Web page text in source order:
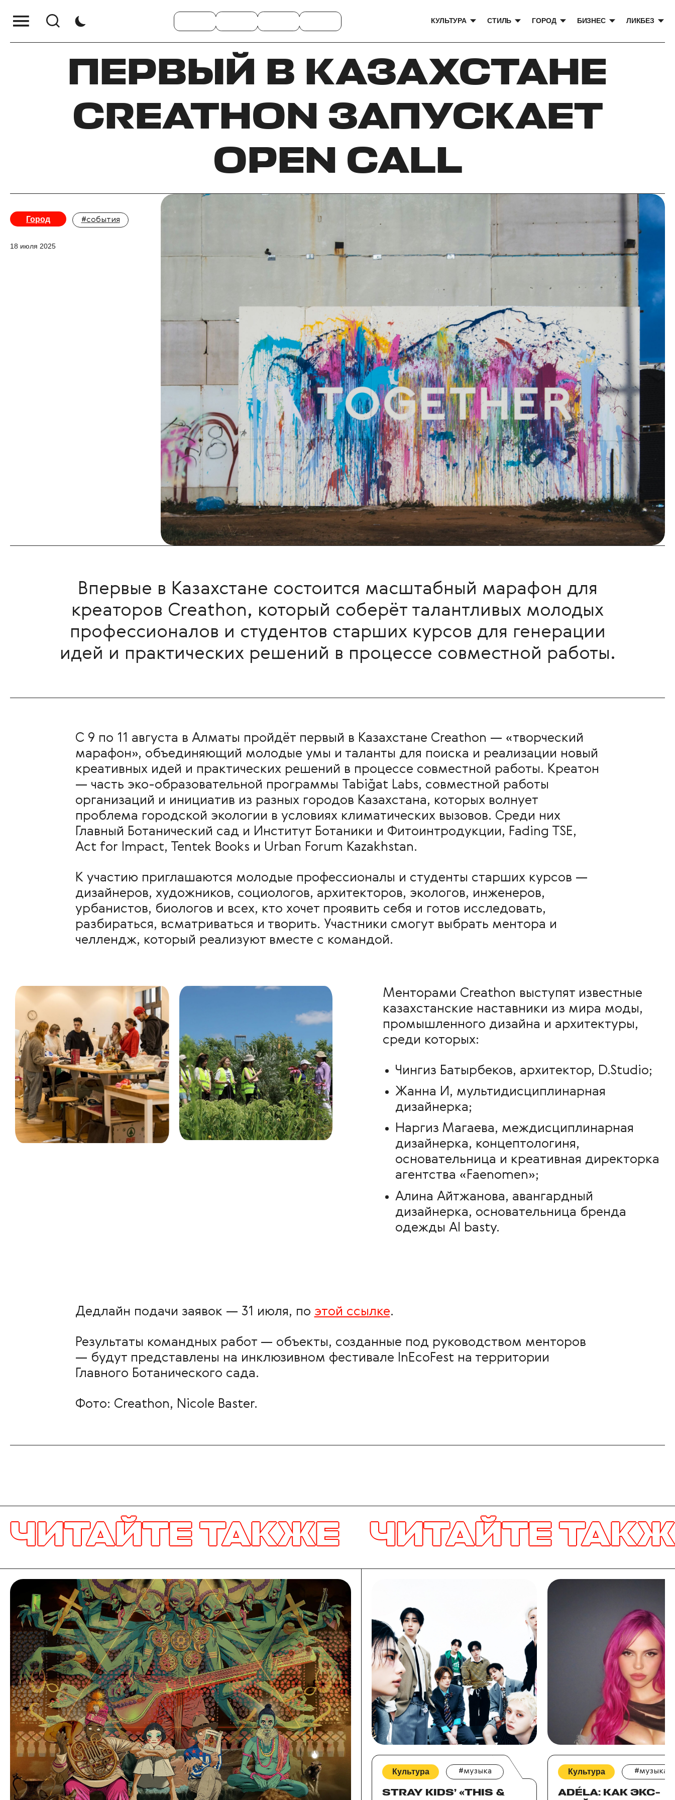
КУЛЬТУРА СТИЛЬ ГОРОД БИЗНЕС ЛИКБЕЗ
ПЕРВЫЙ В КАЗАХСТАНЕ
CREATHON ЗАПУСКАЕТ
OPEN CALL
Город #события
18 июля 2025
Впервые в Казахстане состоится масштабный марафон для
креаторов Creathon, который соберёт талантливых молодых
профессионалов и студентов старших курсов для генерации
идей и практических решений в процессе совместной работы.
С 9 по 11 августа в Алматы пройдёт первый в Казахстане Creathon — «творческий
марафон», объединяющий молодые умы и таланты для поиска и реализации новый
креативных идей и практических решений в процессе совместной работы. Креатон
— часть эко-образовательной программы Tabiğat Labs, совместной работы
организаций и инициатив из разных городов Казахстана, которых волнует
проблема городской экологии в условиях климатических вызовов. Среди них
Главный Ботанический сад и Институт Ботаники и Фитоинтродукции, Fading TSE,
Act for Impact, Tentek Books и Urban Forum Kazakhstan.
К участию приглашаются молодые профессионалы и студенты старших курсов —
дизайнеров, художников, социологов, архитекторов, экологов, инженеров,
урбанистов, биологов и всех, кто хочет проявить себя и готов исследовать,
разбираться, всматриваться и творить. Участники смогут выбрать ментора и
челлендж, который реализуют вместе с командой.
Менторами Creathon выступят известные
казахстанские наставники из мира моды,
промышленного дизайна и архитектуры,
среди которых:
Чингиз Батырбеков, архитектор, D.Studio;
Жанна И, мультидисциплинарная
дизайнерка;
Наргиз Магаева, междисциплинарная
дизайнерка, концептологиня,
основательница и креативная директорка
агентства «Faenomen»;
Алина Айтжанова, авангардный
дизайнерка, основательница бренда
одежды Al basty.
Дедлайн подачи заявок — 31 июля, по этой ссылке.
Результаты командных работ — объекты, созданные под руководством менторов
— будут представлены на инклюзивном фестивале InEcoFest на территории
Главного Ботанического сада.
Фото: Creathon, Nicole Baster.
ТАКЖЕ ЧИТАЙТЕ ТАКЖЕ
Культура #музыка
STRAY KIDS’ «THIS &
Культура #музыка
ADÉLA: КАК ЭКС-